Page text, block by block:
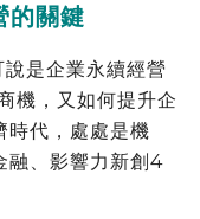
關鍵
是企業永續經營
機，又如何提升企
時代，處處是機
融、影響力新創4